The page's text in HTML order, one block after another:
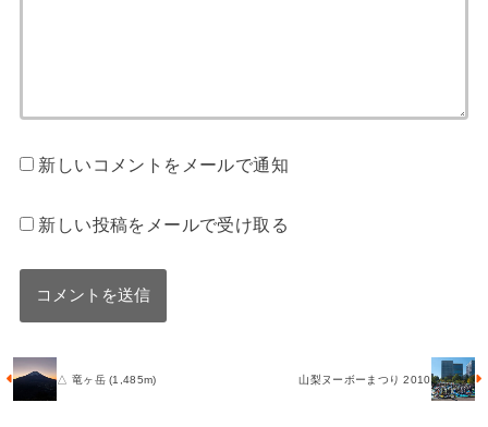
新しいコメントをメールで通知
新しい投稿をメールで受け取る
△ 竜ヶ岳 (1,485m) 山梨ヌーボーまつり 2010